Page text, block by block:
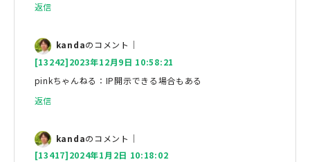
返信
kandaのコメント｜
[13242]2023年12月9日 10:58:21
pinkちゃんねる：IP開示できる場合もある
返信
kandaのコメント｜
[13417]2024年1月2日 10:18:02